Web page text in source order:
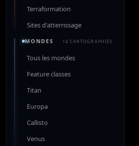
Terraformation
Sites d'atterrissage
MONDES 14 CARTOGRAPHIÉS
Tous les mondes
Feature classes
Titan
Europa
Callisto
Venus